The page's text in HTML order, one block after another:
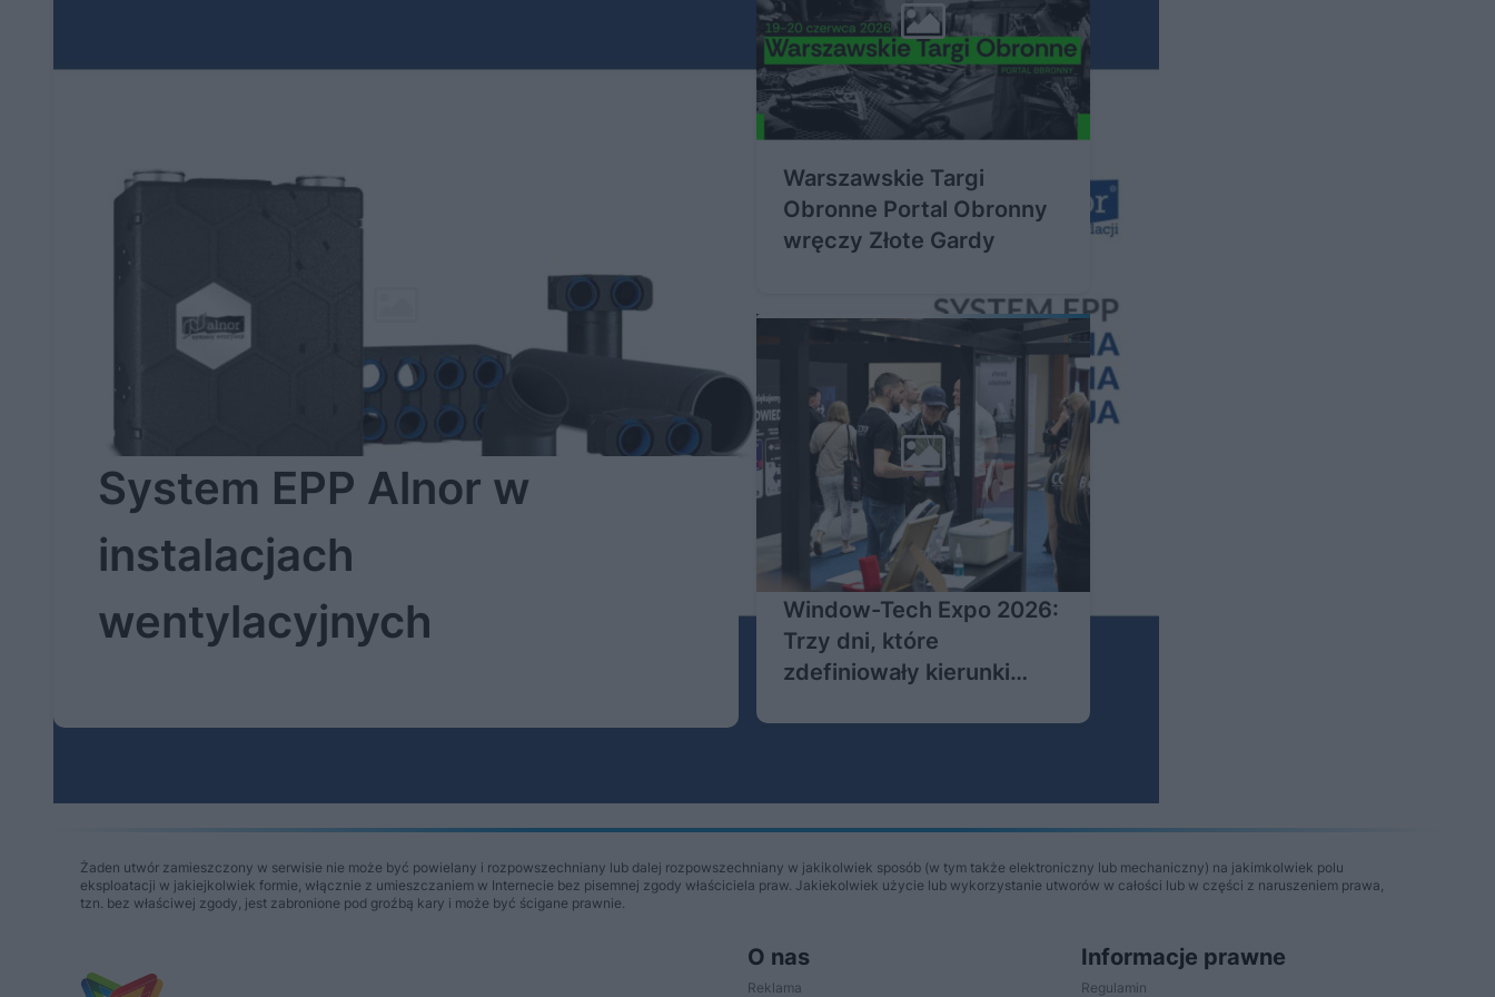
System EPP Alnor w
instalacjach
wentylacyjnych
Warszawskie Targi
Obronne Portal Obronny
wręczy Złote Gardy
Window-Tech Expo 2026:
Trzy dni, które
zdefiniowały kierunki
Żaden utwór zamieszczony w serwisie nie może być powielany i rozpowszechniany lub dalej rozpowszechniany w jakikolwiek sposób (w tym także elektroniczny lub mechaniczny) na jakimkolwiek polu
eksploatacji w jakiejkolwiek formie, włącznie z umieszczaniem w Internecie bez pisemnej zgody właściciela praw. Jakiekolwiek użycie lub wykorzystanie utworów w całości lub w części z naruszeniem prawa,
tzn. bez właściwej zgody, jest zabronione pod groźbą kary i może być ścigane prawnie.
O nas
Reklama
Informacje prawne
Regulamin